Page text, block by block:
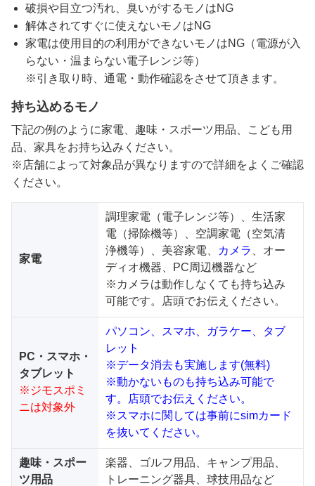
破損や目立つ汚れ、臭いがするモノはNG
解体されてすぐに使えないモノはNG
家電は使用目的の利用ができないモノはNG（電源が入
らない・温まらない電子レンジ等）
※引き取り時、通電・動作確認をさせて頂きます。
持ち込めるモノ
下記の例のように家電、趣味・スポーツ用品、こども用
品、家具をお持ち込みください。
※店舗によって対象品が異なりますので詳細をよくご確認
ください。
家電
調理家電（電子レンジ等）、生活家
電（掃除機等）、空調家電（空気清
浄機等）、美容家電、
カメラ
、オー
ディオ機器、PC周辺機器など
※カメラは動作しなくても持ち込み
可能です。店頭でお伝えください。
PC・スマホ・
タブレット
※ジモスポミ
ニは対象外
パソコン、スマホ、ガラケー、タブ
レット
※データ消去も実施します(無料)
※動かないものも持ち込み可能で
す。店頭でお伝えください。
※スマホに関しては事前にsimカード
を抜いてください。
趣味・スポー
ツ用品
楽器、ゴルフ用品、キャンプ用品、
トレーニング器具、球技用品など